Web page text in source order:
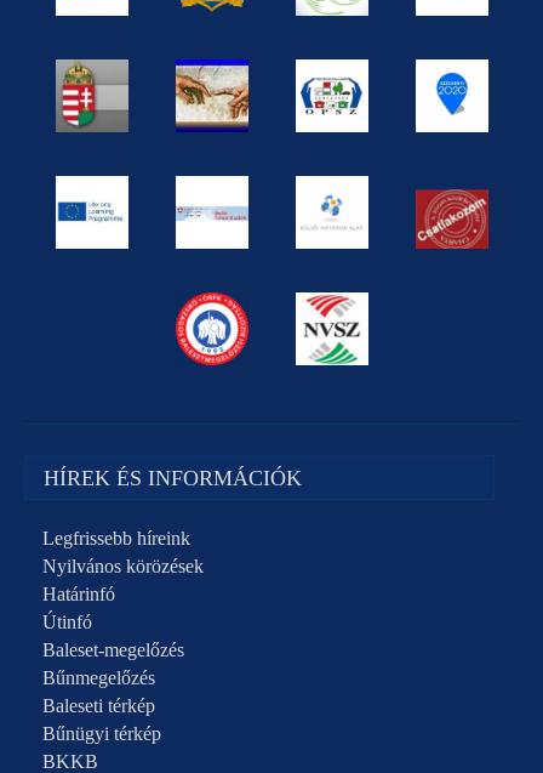
HÍREK ÉS INFORMÁCIÓK
Legfrissebb híreink
Nyilvános körözések
Határinfó
Útinfó
Baleset-megelőzés
Bűnmegelőzés
Baleseti térkép
Bűnügyi térkép
BKKB